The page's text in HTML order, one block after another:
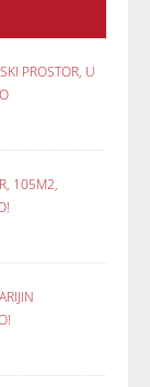
PROSTOR, U
105M2,